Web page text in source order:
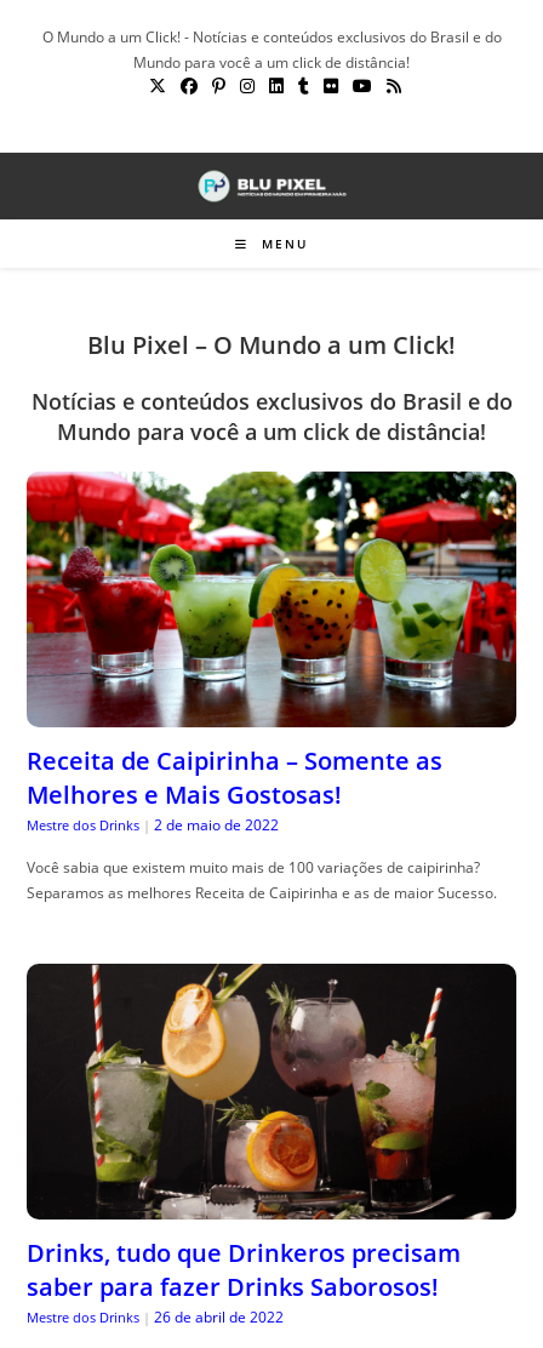
O Mundo a um Click! - Notícias e conteúdos exclusivos do Brasil e do
Mundo para você a um click de distância!
MENU
Blu Pixel – O Mundo a um Click!
Notícias e conteúdos exclusivos do Brasil e do
Mundo para você a um click de distância!
Receita de Caipirinha – Somente as
Melhores e Mais Gostosas!
Mestre dos Drinks | 2 de maio de 2022
Você sabia que existem muito mais de 100 variações de caipirinha?
Separamos as melhores Receita de Caipirinha e as de maior Sucesso.
Drinks, tudo que Drinkeros precisam
saber para fazer Drinks Saborosos!
Mestre dos Drinks | 26 de abril de 2022